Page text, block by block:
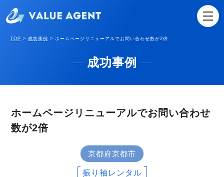
TOP > 成功事例 > ホームページリニューアルでお問い合わせ数が2倍
成功事例
ホームページリニューアルでお問い合わせ
数が2倍
京都府京都市
振り袖レンタル